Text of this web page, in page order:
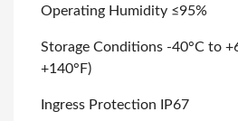
Operating Humidity ≤95%
Storage Conditions -40°C to
+140°F)
Ingress Protection IP67